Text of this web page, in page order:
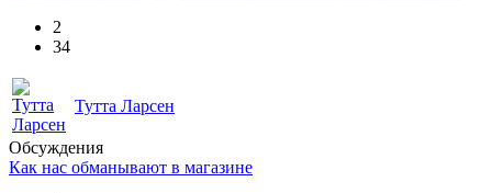
2
34
Тутта Ларсен
Обсуждения
Как нас обманывают в магазине